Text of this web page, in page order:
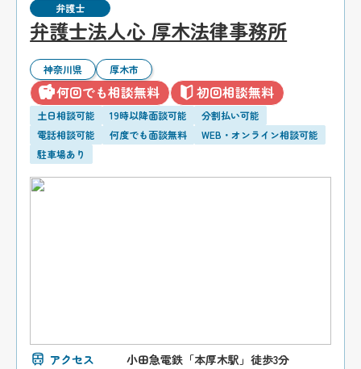
弁護士
弁護士法人心 厚木法律事務所
神奈川県 厚木市
何回でも相談無料 初回相談無料
土日相談可能 19時以降面談可能
分割払い可能
電話相談可能
何度でも面談無料
WEB・オンライン相談可能
駐車場あり
アクセス 小田急電鉄「本厚木駅」徒歩3分